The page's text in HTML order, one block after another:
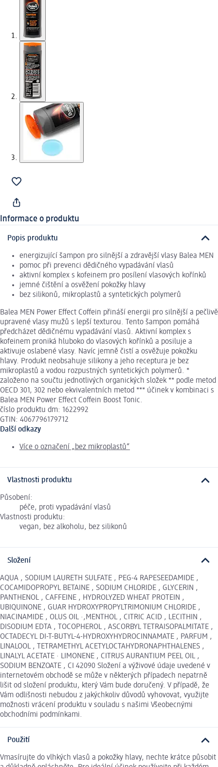
Informace o produktu
Popis produktu
energizující šampon pro silnější a zdravější vlasy Balea MEN
pomoc při prevenci dědičného vypadávání vlasů
aktivní komplex s kofeinem pro posílení vlasových kořínků
jemné čištění a osvěžení pokožky hlavy
bez silikonů, mikroplastů a syntetických polymerů
Balea MEN Power Effect Coffein přináší energii pro silnější a pečlivě
upravené vlasy mužů s lepší texturou. Tento šampon pomáhá
předcházet dědičnému vypadávání vlasů. Aktivní komplex s
kofeinem proniká hluboko do vlasových kořínků a posiluje a
aktivuje oslabené vlasy. Navíc jemně čistí a osvěžuje pokožku
hlavy. Produkt neobsahuje silikony a jeho receptura je bez
mikroplastů a vodou rozpustných syntetických polymerů. *
založeno na součtu jednotlivých organických složek ** podle metod
OECD 301, 302 nebo ekvivalentních metod *** účinek v kombinaci s
Balea MEN Power Effect Coffein Boost Tonic.
číslo produktu dm: 1622992
GTIN: 4067796179712
Další odkazy
Více o označení „bez mikroplastů“
Vlastnosti produktu
Působení:
péče, proti vypadávání vlasů
Vlastnosti produktu:
vegan, bez alkoholu, bez silikonů
Složení
AQUA , SODIUM LAURETH SULFATE , PEG-4 RAPESEEDAMIDE ,
COCAMIDOPROPYL BETAINE , SODIUM CHLORIDE , GLYCERIN ,
PANTHENOL , CAFFEINE , HYDROLYZED WHEAT PROTEIN ,
UBIQUINONE , GUAR HYDROXYPROPYLTRIMONIUM CHLORIDE ,
NIACINAMIDE , OLUS OIL ·,MENTHOL , CITRIC ACID , LECITHIN ,
DISODIUM EDTA , TOCOPHEROL , ASCORBYL TETRAISOPALMITATE ,
OCTADECYL DI-T-BUTYL-4-HYDROXYHYDROCINNAMATE , PARFUM ,
LINALOOL , TETRAMETHYL ACETYLOCTAHYDRONAPHTHALENES ,
LINALYL ACETATE · LIMONENE , CITRUS AURANTIUM PEEL OIL ,
SODIUM BENZOATE , CI 42090 Složení a výživové údaje uvedené v
internetovém obchodě se může v některých případech nepatrně
lišit od složení produktu, který Vám bude doručený. V případě, že
Vám odlišnosti nebudou z jakýchkoliv důvodů vyhovovat, využijte
možnosti vrácení produktu v souladu s našimi Všeobecnými
obchodními podmínkami.
Použití
Vmasírujte do vlhkých vlasů a pokožky hlavy, nechte krátce působit